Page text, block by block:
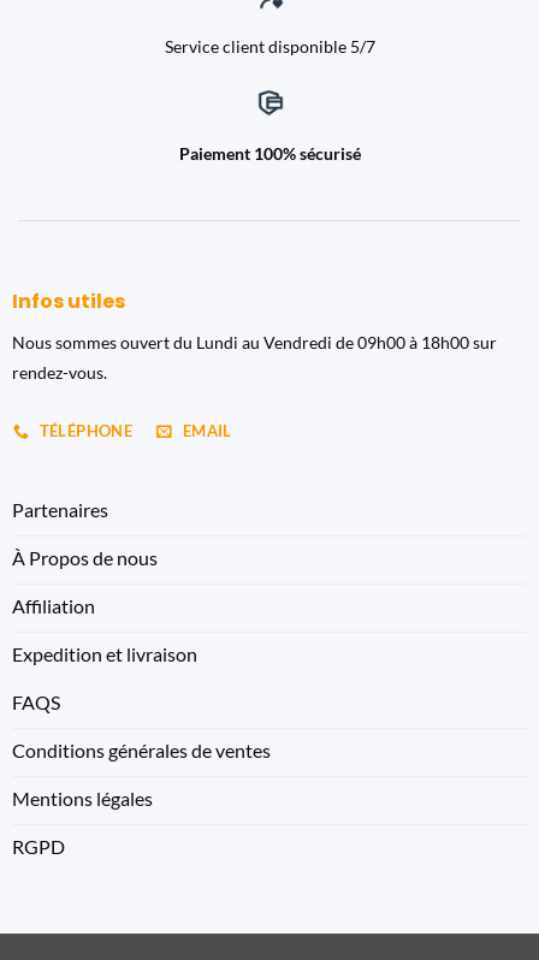
Service client disponible 5/7
Paiement 100% sécurisé
Infos utiles
Nous sommes ouvert du Lundi au Vendredi de 09h00 à 18h00 sur
rendez-vous.
TÉLÉPHONE EMAIL
Partenaires
À Propos de nous
Affiliation
Expedition et livraison
FAQS
Conditions générales de ventes
Mentions légales
RGPD